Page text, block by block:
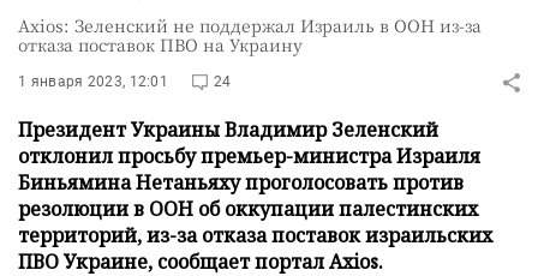
Axios: Зеленский не поддержал Израиль в ООН из-за
отказа поставок ПВО на Украину
1 января 2023, 12:01 24
Президент Украины Владимир Зеленский
отклонил просьбу премьер-министра Израиля
Биньямина Нетаньяху проголосовать против
резолюции в ООН об оккупации палестинских
территорий, из-за отказа поставок израильских
ПВО Украине, сообщает портал Axios.